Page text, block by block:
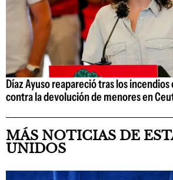
Díaz Ayuso reapareció tras los
contra la devolución de menores en
MÁS NOTICIAS DE
UNIDOS